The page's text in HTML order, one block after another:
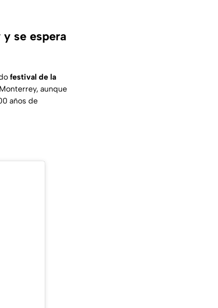
se espera
festival de la
aunque
años de